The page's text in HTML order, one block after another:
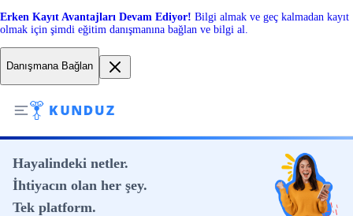
Erken Kayıt Avantajları Devam Ediyor! Bilgi almak ve geç kalmadan kayıt
olmak için şimdi eğitim danışmanına bağlan ve bilgi al.
Danışmana Bağlan
Hayalindeki netler.
İhtiyacın olan her şey.
Tek platform.